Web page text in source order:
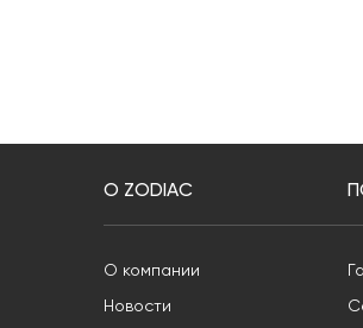
О ZODIAC
О компании
Новости